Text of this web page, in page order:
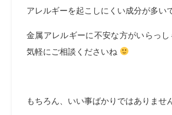
アレルギーを起こしにくい成分が多い
金属アレルギーに不安な方がいらっ
気軽にご相談くださいね
もちろん、いい事ばかりではありませ